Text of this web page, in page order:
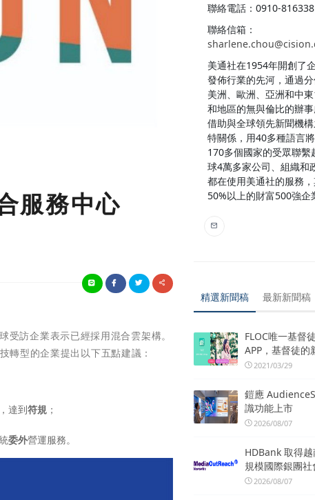
服務中心
訪企業表示已經採用混合雲架構。
型的企業提出以下五點建議：
達到符規 ；
委外營運服務。
聯絡電話：0910-816338
聯絡信箱：
美通社在1954年開創了
發佈行業的先河，通過
美洲、歐洲、亞洲和中
和地區的無與倫比的辦事
借助與全球領先新聞機
特關係，用40多種語言
170多個國家的受眾聯繫
球4萬多家公司、組織和
都在使用美通社的服務
50%以上的財富500強企
精選新聞稿 最新新聞稿
FLOC唯一基督
APP，基督徒的
2021/03/29
鎧應
識功能上市
2026/08/07
HDBank 取得
規模國際銀團社
2026/08/07